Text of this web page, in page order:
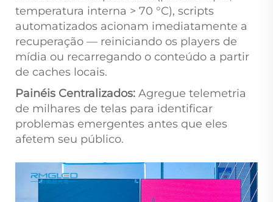
temperatura interna > 70 °C), scripts
automatizados acionam imediatamente a
recuperação — reiniciando os players de
mídia ou recarregando o conteúdo a partir
de caches locais.
Painéis Centralizados: Agregue telemetria
de milhares de telas para identificar
problemas emergentes antes que eles
afetem seu público.